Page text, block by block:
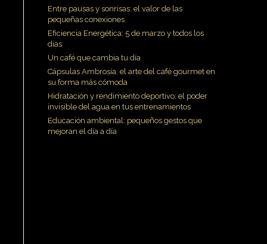
Entre pausas y sonrisas: el valor de las
pequeñas conexiones
Eficiencia Energética: 5 de marzo y todos los
dias
Un café que cambia tu día
Cápsulas Ambrosía: el arte del café gourmet en
su forma más cómoda
Hidratación y rendimiento deportivo: el poder
invisible del agua en tus entrenamientos
Educación ambiental: pequeños gestos que
mejoran el día a día